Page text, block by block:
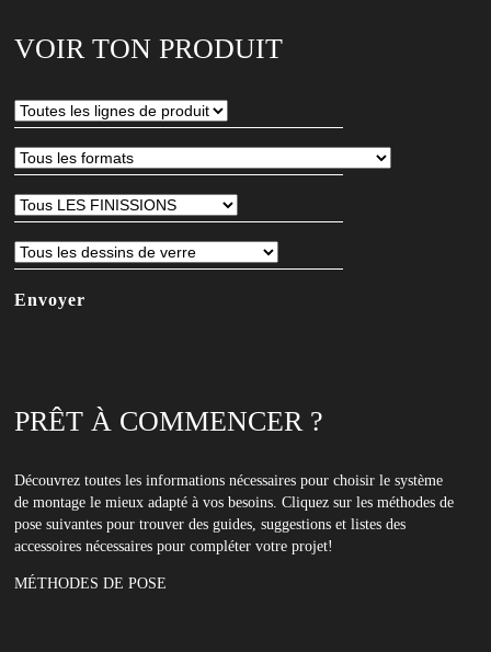
e-
pour
vous
abonner
notre
newsletter
VOIR TON PRODUIT
PRÊT À COMMENCER ?
Découvrez toutes les informations nécessaires pour choisir le système
de montage le mieux adapté à vos besoins. Cliquez sur les méthodes de
pose suivantes pour trouver des guides, suggestions et listes des
accessoires nécessaires pour compléter votre projet!
MÉTHODES DE POSE